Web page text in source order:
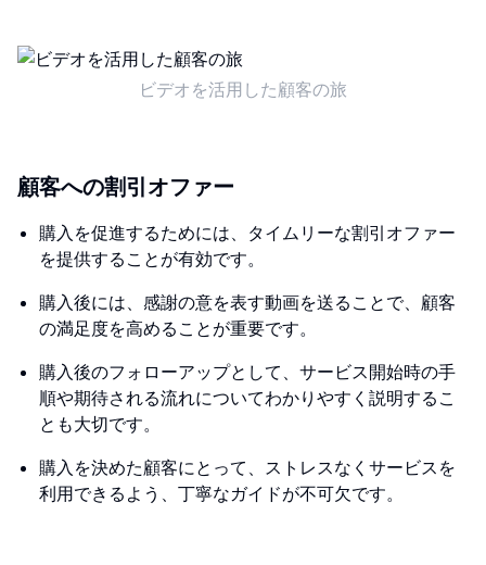
ビデオを活用した顧客の旅
顧客への割引オファー
購入を促進するためには、タイムリーな割引オファー
を提供することが有効です。
購入後には、感謝の意を表す動画を送ることで、顧客
の満足度を高めることが重要です。
購入後のフォローアップとして、サービス開始時の手
順や期待される流れについてわかりやすく説明するこ
とも大切です。
購入を決めた顧客にとって、ストレスなくサービスを
利用できるよう、丁寧なガイドが不可欠です。